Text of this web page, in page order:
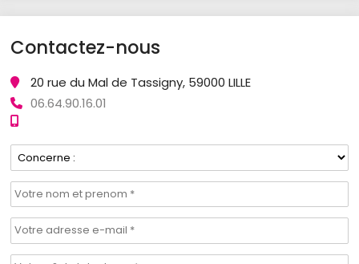
Contactez-nous
20 rue du Mal de Tassigny, 59000 LILLE
06.64.90.16.01